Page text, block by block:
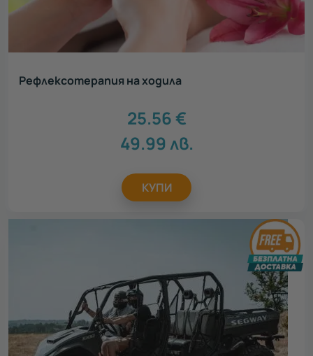
Рефлексотерапия на ходила
25.56€
49.99 лв.
КУПИ